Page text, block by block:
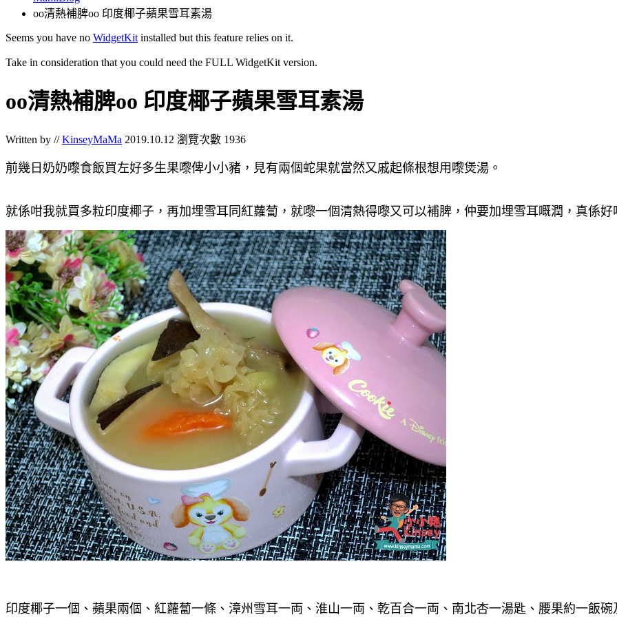
oo清熱補脾oo 印度椰子蘋果雪耳素湯
Seems you have no WidgetKit installed but this feature relies on it.
Take in consideration that you could need the FULL WidgetKit version.
oo清熱補脾oo 印度椰子蘋果雪耳素湯
Written by //KinseyMaMa 2019.10.12 瀏覽次數 1936
前幾日奶奶嚟食飯買左好多生果嚟俾小小豬 ，見有兩個蛇果就當然又戚起條根想用嚟煲湯 。
就係咁我就買多粒印度椰子 ，再加埋雪耳同 紅蘿蔔 ，就嚟一個清熱得嚟又可以補脾 ，仲要加埋雪耳嘅潤 ，真係好
印度椰子一個、蘋果兩個、紅蘿蔔一條、漳州雪耳一両、淮山一両、乾百合一両、南北杏一湯匙、腰果約一飯碗